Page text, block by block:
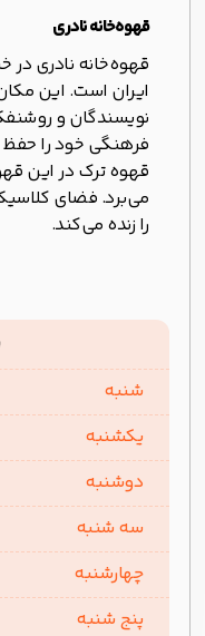
قهوه‌خانه نادری
قهوه‌خانه نادری در
ایران است. این
نویسندگان و
فرهنگی خود را
قهوه ترک در این
می‌برد. فضای
را زنده می‌کند.
شنبه
یکشنبه
دوشنبه
سه شنبه
چهارشنبه
پنج شنبه